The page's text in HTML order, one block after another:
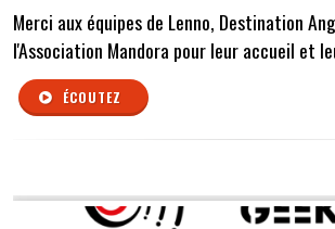
Merci aux équipes de Lenno, Destination
l'Association Mandora pour leur accueil et
ÉCOUTEZ